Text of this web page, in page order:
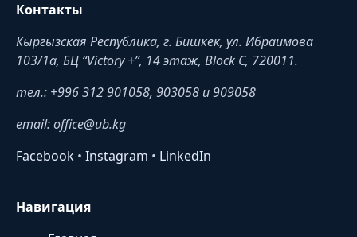
Контакты
Кыргызская Республика, г. Бишкек, ул. Ибраимова
103/1a, БЦ “Victory +”, 14 этаж, Block C, 720011.
тел.: +996 312 901058, 903058 и 909058
email: office@ub.kg
Facebook • Instagram • LinkedIn
Навигация